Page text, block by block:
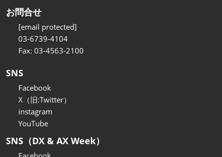
お問合せ
[email protected]
03-6739-4104
Fax: 03-4563-2100
SNS
Facebook
X（旧:Twitter）
instagram
YouTube
SNS（DX & AX Week）